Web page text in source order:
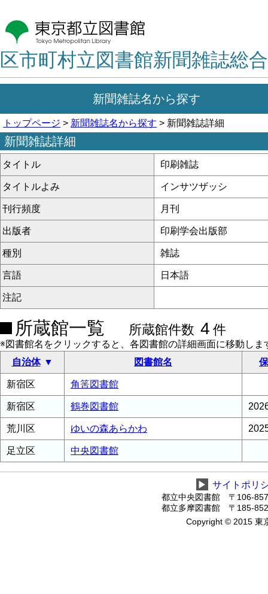
区市町村立図書館新聞雑誌総
新聞雑誌名から探す
トップページ > 新聞雑誌名から探す > 新聞雑誌詳細
新聞雑誌詳細
タイトル 印刷雑誌
タイトルよみ インサツザッシ
刊行頻度 月刊
出版者 印刷学会出版部
種別 雑誌
言語 日本語
注記
所蔵館一覧 所蔵館件数 4 件
※図書館名をクリックすると、各図書館の詳細画面に移動しま
自治体
図書館名
新宿区 角筈図書館
新宿区 鶴巻図書館
荒川区 ゆいの森あらかわ
足立区 中央図書館
▶ サイトポリ
都立中央図書館 〒106-
都立多摩図書館 〒185-
Copyright © 2015 東